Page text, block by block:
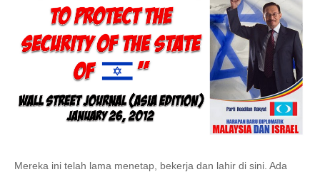
Mereka ini telah lama menetap, bekerja dan lahir di sini. Ada